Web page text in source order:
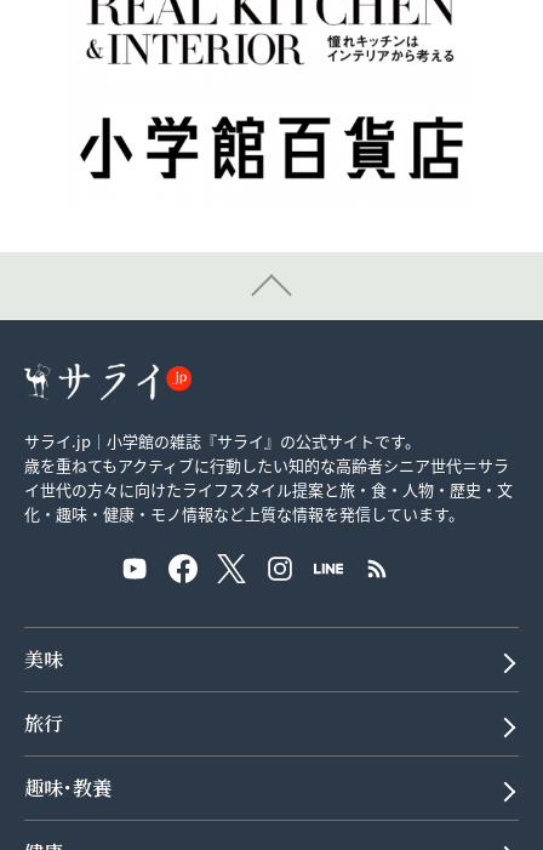
サライ.jp｜小学館の雑誌『サライ』の公式サイトです。
歳を重ねてもアクティブに行動したい知的な高齢者シニア世代＝サラ
イ世代の方々に向けたライフスタイル提案と旅・食・人物・歴史・文
化・趣味・健康・モノ情報など上質な情報を発信しています。
美味
旅行
趣味･教養